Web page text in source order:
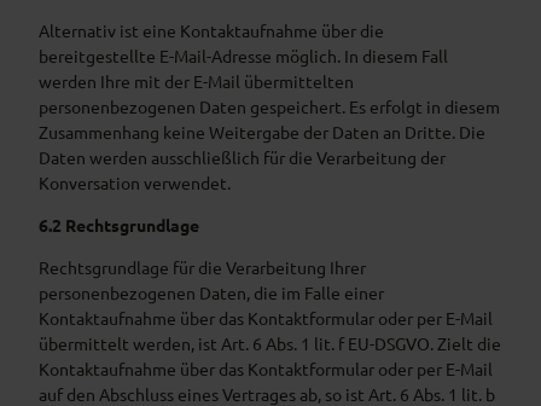
Alternativ ist eine Kontaktaufnahme über die
bereitgestellte E-Mail-Adresse möglich. In diesem Fall
werden Ihre mit der E-Mail übermittelten
personenbezogenen Daten gespeichert. Es erfolgt in diesem
Zusammenhang keine Weitergabe der Daten an Dritte. Die
Daten werden ausschließlich für die Verarbeitung der
Konversation verwendet.
6.2 Rechtsgrundlage
Rechtsgrundlage für die Verarbeitung Ihrer
personenbezogenen Daten, die im Falle einer
Kontaktaufnahme über das Kontaktformular oder per E-Mail
übermittelt werden, ist Art. 6 Abs. 1 lit. f EU-DSGVO. Zielt die
Kontaktaufnahme über das Kontaktformular oder per E-Mail
auf den Abschluss eines Vertrages ab, so ist Art. 6 Abs. 1 lit. b